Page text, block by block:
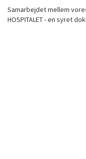
Samarbejdet mellem
HOSPITALET - en syret